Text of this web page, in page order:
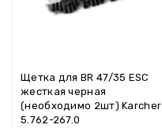
Щетка для BR 47/35 ESC
жесткая черная
(необходимо 2шт) Karcher
5.762-267.0